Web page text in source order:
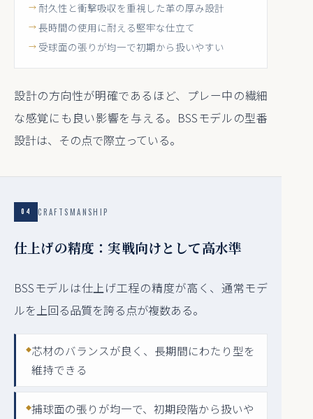
耐久性と衝撃吸収を重視した革の厚み設計
長時間の使用に耐える堅牢な仕立て
受球面の張りが均一で初期から扱いやすい
設計の方向性が明確であるほど、プレー中の繊細
な感覚にも良い影響を与える。BSSモデルの型番
設計は、その点で際立っている。
04 CRAFTSMANSHIP
仕上げの精度：実戦向けとして高水準
BSSモデルは仕上げ工程の精度が高く、通常モデ
ルを上回る品質を誇る点が複数ある。
芯材のバランスが良く、長期間にわたり型を
維持できる
捕球面の張りが均一で、初期段階から扱いや